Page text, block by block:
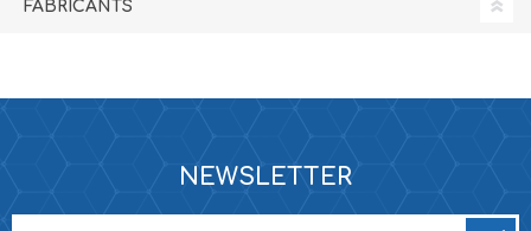
FABRICANTS
NEWSLETTER